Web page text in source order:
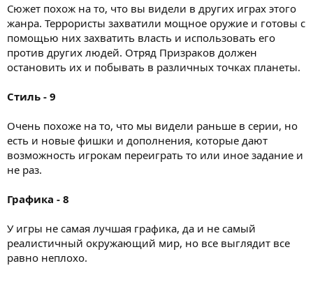
Сюжет похож на то, что вы видели в других играх этого
жанра. Террористы захватили мощное оружие и готовы с
помощью них захватить власть и использовать его
против других людей. Отряд Призраков должен
остановить их и побывать в различных точках планеты.
Стиль - 9
Очень похоже на то, что мы видели раньше в серии, но
есть и новые фишки и дополнения, которые дают
возможность игрокам переиграть то или иное задание и
не раз.
Графика - 8
У игры не самая лучшая графика, да и не самый
реалистичный окружающий мир, но все выглядит все
равно неплохо.